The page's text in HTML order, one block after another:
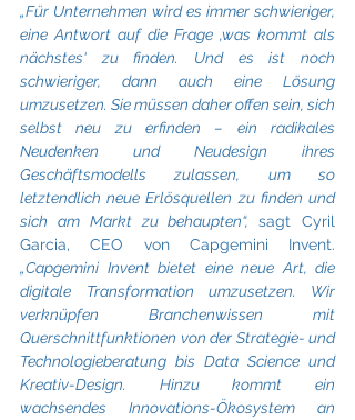
„Für Unternehmen wird es immer schwieriger,
eine Antwort auf die Frage ‚was kommt als
nächstes‘ zu finden. Und es ist noch
schwieriger, dann auch eine Lösung
umzusetzen. Sie müssen daher offen sein, sich
selbst neu zu erfinden – ein radikales
Neudenken und Neudesign ihres
Geschäftsmodells zulassen, um so
letztendlich neue Erlösquellen zu finden und
sich am Markt zu behaupten“, sagt Cyril
Garcia, CEO von Capgemini Invent.
„Capgemini Invent bietet eine neue Art, die
digitale Transformation umzusetzen. Wir
verknüpfen Branchenwissen mit
Querschnittfunktionen von der Strategie- und
Technologieberatung bis Data Science und
Kreativ-Design. Hinzu kommt ein
wachsendes Innovations-Ökosystem an